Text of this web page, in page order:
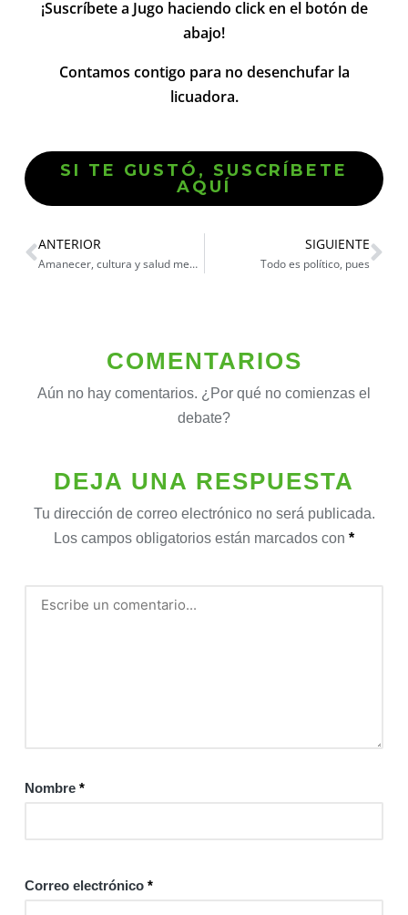
¡Suscríbete a Jugo haciendo click en el botón de
abajo!
Contamos contigo para no desenchufar la
licuadora.
SI TE GUSTÓ, SUSCRÍBETE
AQUÍ
ANTERIOR
Amanecer, cultura y salud mental
SIGUIENTE
Todo es político, pues
COMENTARIOS
Aún no hay comentarios. ¿Por qué no comienzas el
debate?
DEJA UNA RESPUESTA
Tu dirección de correo electrónico no será publicada.
Los campos obligatorios están marcados con *
Nombre *
Correo electrónico *